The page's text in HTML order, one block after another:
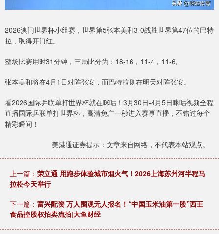
2026澳门世界杯小组赛，世界第5张本美和3-0战胜世界第47位的巴特
拉，取得开门红。
整场比赛用时31分钟，三局比分为：18-16，11-4，11-6。
张本美和将在4月1日对阵张安，而巴特拉则在明天对阵张安。
看2026国际乒联单打世界杯就在咪咕！3月30日-4月5日咪咕视频全程
直播国际乒联单打世界杯，高清免广一秒进入赛事直播，不错过每个
精彩瞬间！
美港通证券提示：文章来自网络，不代表本站观点。
上一篇： 荣立通 用跑步体验城市烟火气！2026上海苏州河半程马
拉松今天举行
下一篇： 富兴配资 万人围观无人报名！“中国玉米油第一股”西王
食品控股权拍卖流拍|大鱼财经